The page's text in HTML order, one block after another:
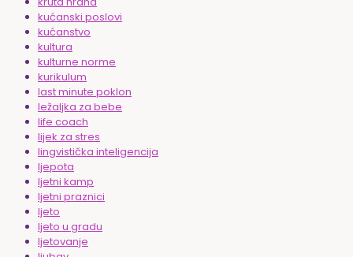
kućanski poslovi
kućanstvo
kultura
kulturne norme
kurikulum
last minute poklon
ležaljka za bebe
life coach
lijek za stres
lingvistička inteligencija
ljepota
ljetni kamp
ljetni praznici
ljeto
ljeto u gradu
ljetovanje